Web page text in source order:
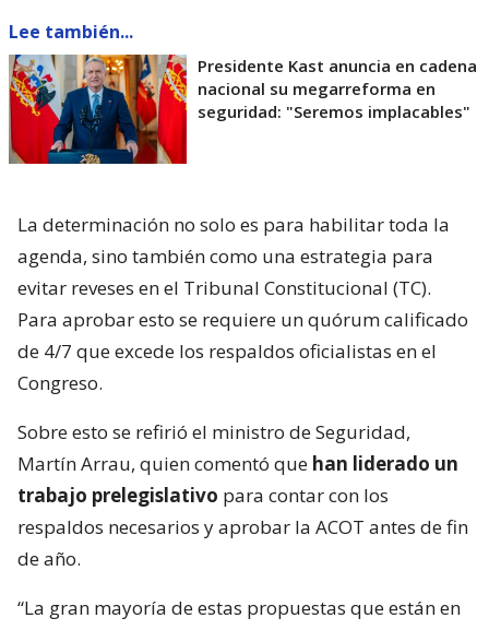
Lee también...
Presidente Kast anuncia en cadena
nacional su megarreforma en
seguridad: "Seremos implacables"
La determinación no solo es para habilitar toda la
agenda, sino también como una estrategia para
evitar reveses en el Tribunal Constitucional (TC).
Para aprobar esto se requiere un quórum calificado
de 4/7 que excede los respaldos oficialistas en el
Congreso.
Sobre esto se refirió el ministro de Seguridad,
Martín Arrau, quien comentó que han liderado un
trabajo prelegislativo para contar con los
respaldos necesarios y aprobar la ACOT antes de fin
de año.
“La gran mayoría de estas propuestas que están en